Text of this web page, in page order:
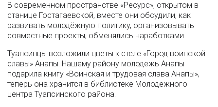
В современном пространстве «Ресурс», открытом в
станице Гостагаевской, вместе они обсудили, как
развивать молодёжную политику, организовывать
совместные проекты, обменялись наработками.
Туапсинцы возложили цветы к стеле «Город воинской
славы» Анапы. Нашему району молодежь Анапы
подарила книгу «Воинская и трудовая слава Анапы»,
теперь она хранится в библиотеке Молодежного
центра Туапсинского района.